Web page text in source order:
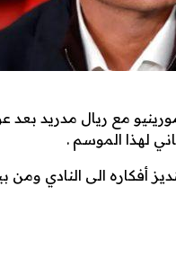
مع ريال مدريد بعد
لهذا الموسم .
أفكاره الى النادي ومن